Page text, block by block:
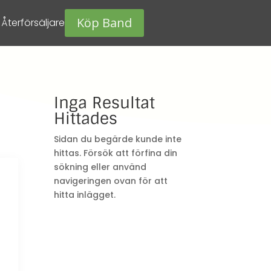
Återförsäljare Köp Band
Inga Resultat
Hittades
Sidan du begärde kunde inte
hittas. Försök att förfina din
sökning eller använd
navigeringen ovan för att
hitta inlägget.